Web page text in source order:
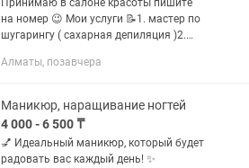
Принимаю в салоне красоты пишите
на номер 😉 Мои услуги 📝1. мастер по
шугарингу ( сахарная депиляция )2.
ламинирование бровей, покраска хной,
Алматы, позавчера
Маникюр, наращивание ногтей
4 000 - 6 500 ₸
💅 Идеальный маникюр, который будет
радовать вас каждый день! ✨